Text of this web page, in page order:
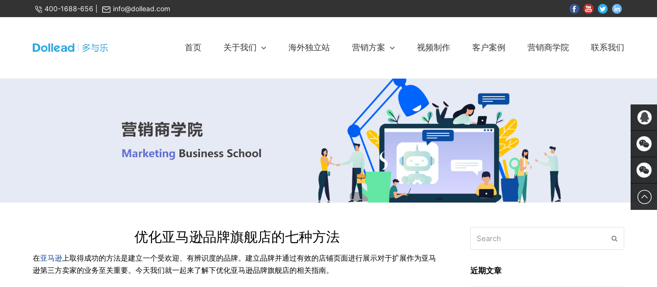
400-1688-656 info@dollead.com
首页 关于我们 海外独立站 营销方案 视频制作 客户案例 营销商学院 联系我们
优化亚马逊品牌旗舰店的七种方法
在亚马逊上取得成功的方法是建立一个受欢迎、有辨识度的品牌。建立品牌并通过有效的店铺页面进行展示对于扩展作为亚马
逊第三方卖家的业务至关重要。今天我们就一起来了解下优化亚马逊品牌旗舰店的相关指南。
近期文章
QQ客服